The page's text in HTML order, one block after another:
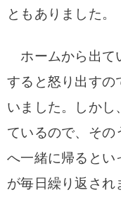
ともありました。
ホームから出て
すると怒り出すの
いました。しかし
ているので、その
へ一緒に帰るとい
が毎日繰り返され